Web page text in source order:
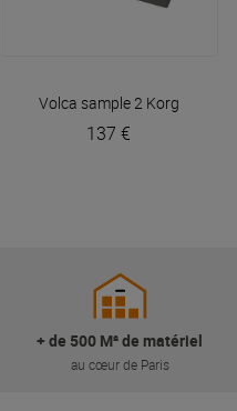
Volca sample 2 Korg
137 €
+ de 500 M² de matériel
au cœur de Paris